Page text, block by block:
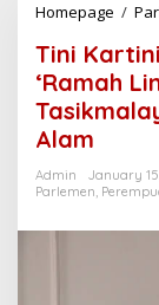
Homepage /
Tini
‘Ramah
Alam
Admin
January
Parlemen,